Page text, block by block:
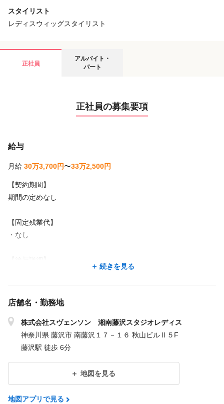
スタイリスト
レディスウィッグスタイリスト
正社員
アルバイト・
パート
正社員の募集要項
給与
月給 30万3,700円〜33万2,500円
【契約期間】
期間の定めなし
【固定残業代】
・なし
●賞与年1回（5月）
●交通費支給（月10万円迄）
★初年度の想定年収★
391万円～426万円
【年収例】
年収390万円 ／28歳 経験1年
年収450万円 ／ 32歳 経験6年 ／スタイリストリーダー
年収540万円 ／ 40歳 経験12年 ／店長
続きを見る
店舗名・勤務地
株式会社スヴェンソン 湘南藤沢スタジオレディス
神奈川県 藤沢市 南藤沢１７－１６ 秋山ビルⅡ５F
藤沢駅 徒歩 6分
地図を見る
地図アプリで見る